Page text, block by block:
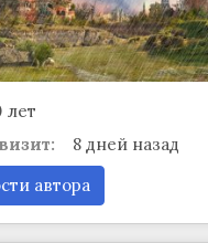
лет
8 дней назад
автора